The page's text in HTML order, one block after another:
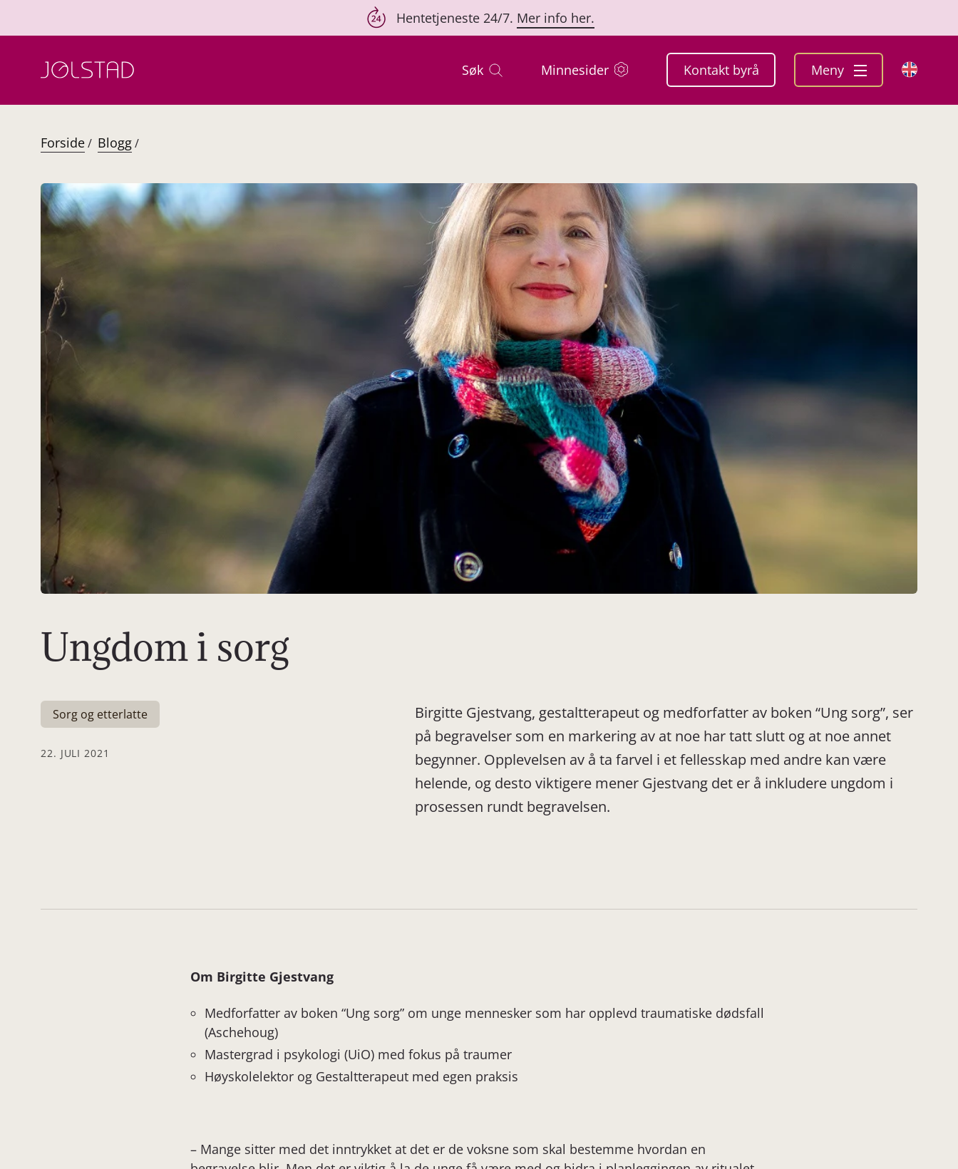
Hentetjeneste 24/7. Mer info her.
Søk Minnesider Kontakt byrå Meny
Forside/ Blogg/
Ungdom i sorg
Sorg og etterlatte
22. JULI 2021
Birgitte Gjestvang, gestaltterapeut og medforfatter av boken “Ung sorg”, ser
på begravelser som en markering av at noe har tatt slutt og at noe annet
begynner. Opplevelsen av å ta farvel i et fellesskap med andre kan være
helende, og desto viktigere mener Gjestvang det er å inkludere ungdom i
prosessen rundt begravelsen.
Om Birgitte Gjestvang
Medforfatter av boken “Ung sorg” om unge mennesker som har opplevd traumatiske dødsfall
(Aschehoug)
Mastergrad i psykologi (UiO) med fokus på traumer
Høyskolelektor og Gestaltterapeut med egen praksis
– Mange sitter med det inntrykket at det er de voksne som skal bestemme hvordan en